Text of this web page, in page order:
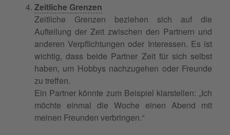
Zeitliche Grenzen
Zeitliche Grenzen beziehen sich auf die
Aufteilung der Zeit zwischen den Partnern und
anderen Verpflichtungen oder Interessen. Es ist
wichtig, dass beide Partner Zeit für sich selbst
haben, um Hobbys nachzugehen oder Freunde
zu treffen.
Ein Partner könnte zum Beispiel klarstellen: „Ich
möchte einmal die Woche einen Abend mit
meinen Freunden verbringen.“